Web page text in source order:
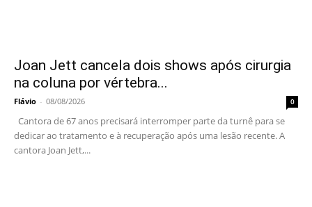
Joan Jett cancela dois shows após cirurgia
na coluna por vértebra...
Flávio - 08/08/2026 0
Cantora de 67 anos precisará interromper parte da turnê para se
dedicar ao tratamento e à recuperação após uma lesão recente. A
cantora Joan Jett,...